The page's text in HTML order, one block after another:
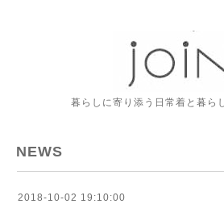
暮らしに寄り添う日常着と暮ら
NEWS
2018-10-02 19:10:00